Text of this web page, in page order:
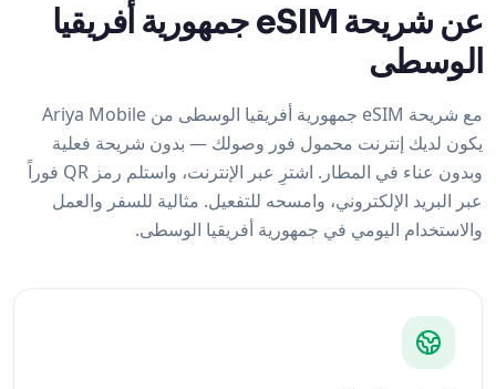
عن شريحة eSIM جمهورية أفريقيا
الوسطى
مع شريحة eSIM جمهورية أفريقيا الوسطى من Ariya Mobile
يكون لديك إنترنت محمول فور وصولك — بدون شريحة فعلية
وبدون عناء في المطار. اشترِ عبر الإنترنت، واستلم رمز QR فوراً
عبر البريد الإلكتروني، وامسحه للتفعيل. مثالية للسفر والعمل
والاستخدام اليومي في جمهورية أفريقيا الوسطى.